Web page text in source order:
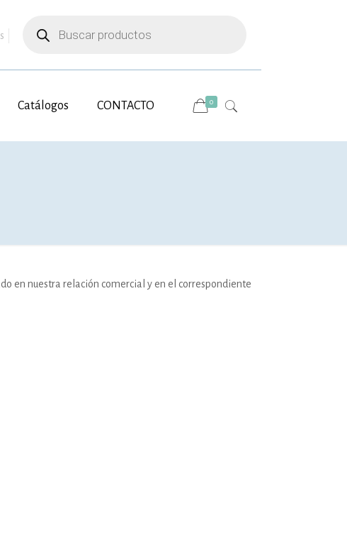
productos
Catálogos CONTACTO 0
en nuestra relación comercial y en el correspondiente